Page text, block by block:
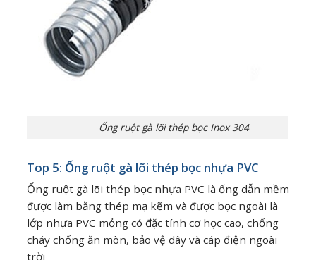
Ống ruột gà lõi thép bọc Inox 304
Top 5: Ống ruột gà lõi thép bọc nhựa PVC
Ống ruột gà lõi thép bọc nhựa PVC là ống dẫn mềm
được làm bằng thép mạ kẽm và được bọc ngoài là
lớp nhựa PVC mỏng có đặc tính cơ học cao, chống
cháy chống ăn mòn, bảo vệ dây và cáp điện ngoài
trời